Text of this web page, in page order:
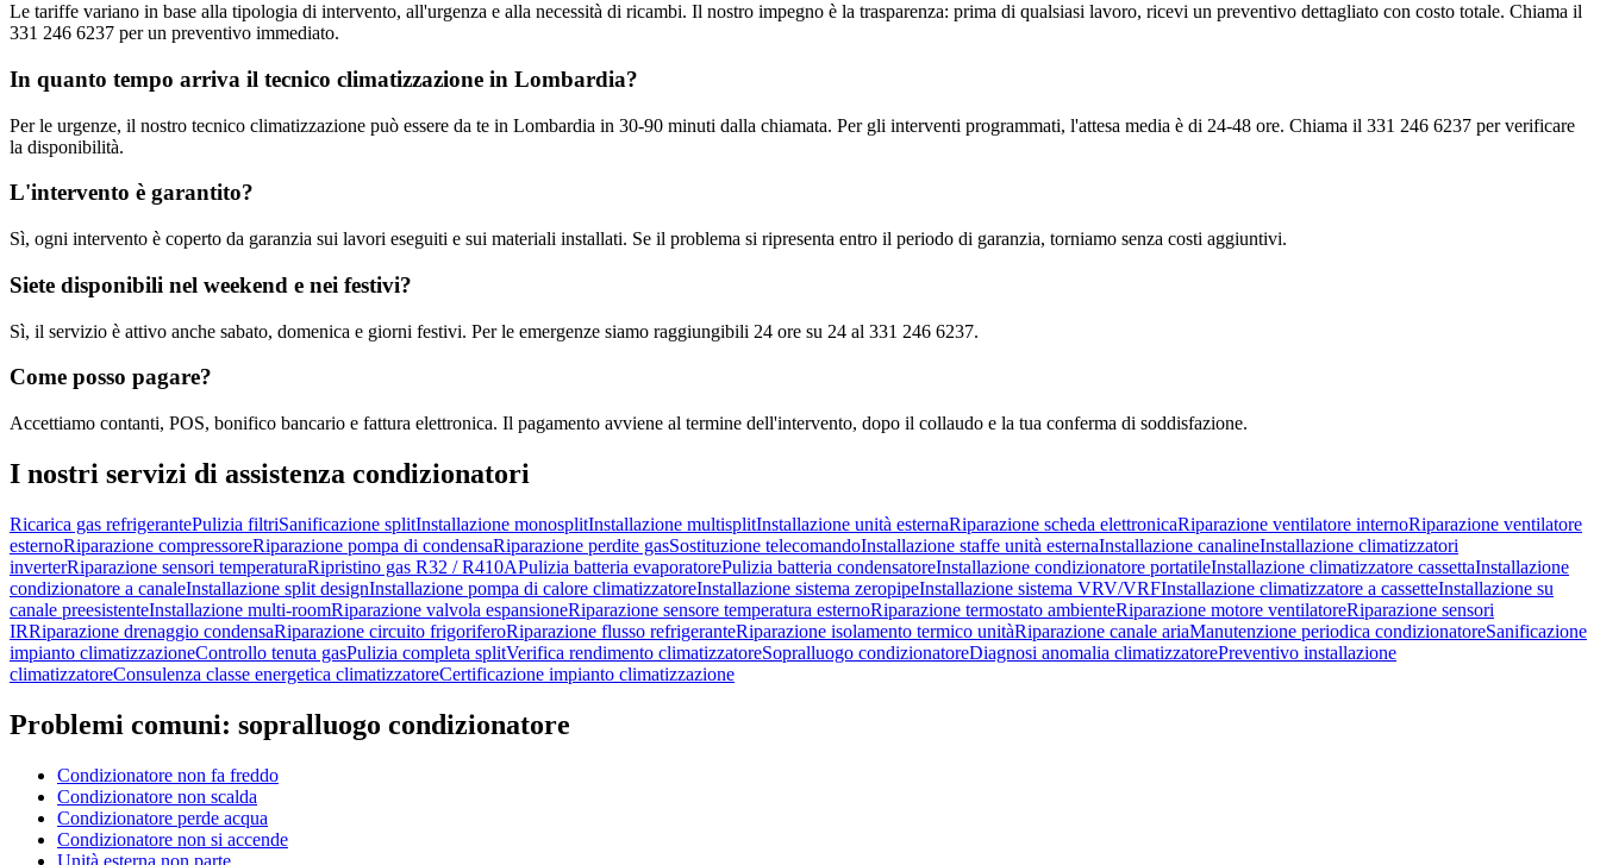
Le tariffe variano in base alla tipologia di intervento, all'urgenza e alla necessità di ricambi. Il nostro impegno è la trasparenza: prima di qualsiasi lavoro, ricevi un preventivo dettagliato con costo totale. Chiama il
331 246 6237 per un preventivo immediato.
In quanto tempo arriva il tecnico climatizzazione in Lombardia?
Per le urgenze, il nostro tecnico climatizzazione può essere da te in Lombardia in 30-90 minuti dalla chiamata. Per gli interventi programmati, l'attesa media è di 24-48 ore. Chiama il 331 246 6237 per verificare
la disponibilità.
L'intervento è garantito?
Sì, ogni intervento è coperto da garanzia sui lavori eseguiti e sui materiali installati. Se il problema si ripresenta entro il periodo di garanzia, torniamo senza costi aggiuntivi.
Siete disponibili nel weekend e nei festivi?
Sì, il servizio è attivo anche sabato, domenica e giorni festivi. Per le emergenze siamo raggiungibili 24 ore su 24 al 331 246 6237.
Come posso pagare?
Accettiamo contanti, POS, bonifico bancario e fattura elettronica. Il pagamento avviene al termine dell'intervento, dopo il collaudo e la tua conferma di soddisfazione.
I nostri servizi di assistenza condizionatori
Ricarica gas refrigerantePulizia filtriSanificazione splitInstallazione monosplitInstallazione multisplitInstallazione unità esternaRiparazione scheda elettronicaRiparazione ventilatore internoRiparazione ventilatore
esternoRiparazione compressoreRiparazione pompa di condensaRiparazione perdite gasSostituzione telecomandoInstallazione staffe unità esternaInstallazione canalineInstallazione climatizzatori
inverterRiparazione sensori temperaturaRipristino gas R32 / R410APulizia batteria evaporatorePulizia batteria condensatoreInstallazione condizionatore portatileInstallazione climatizzatore cassettaInstallazione
condizionatore a canaleInstallazione split designInstallazione pompa di calore climatizzatoreInstallazione sistema zeropipeInstallazione sistema VRV/VRFInstallazione climatizzatore a cassetteInstallazione su
canale preesistenteInstallazione multi-roomRiparazione valvola espansioneRiparazione sensore temperatura esternoRiparazione termostato ambienteRiparazione motore ventilatoreRiparazione sensori
IRRiparazione drenaggio condensaRiparazione circuito frigoriferoRiparazione flusso refrigeranteRiparazione isolamento termico unitàRiparazione canale ariaManutenzione periodica condizionatoreSanificazione
impianto climatizzazioneControllo tenuta gasPulizia completa splitVerifica rendimento climatizzatoreSopralluogo condizionatoreDiagnosi anomalia climatizzatorePreventivo installazione
climatizzatoreConsulenza classe energetica climatizzatoreCertificazione impianto climatizzazione
Problemi comuni: sopralluogo condizionatore
Condizionatore non fa freddo
Condizionatore non scalda
Condizionatore perde acqua
Condizionatore non si accende
Unità esterna non parte